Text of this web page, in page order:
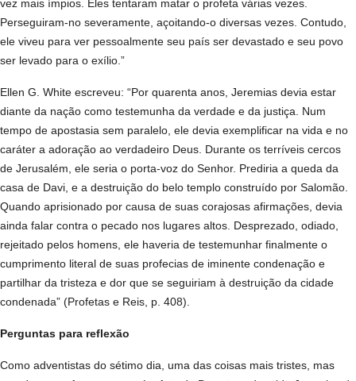
vez mais ímpios. Eles tentaram matar o profeta várias vezes.
Perseguiram-no severamente, açoitando-o diversas vezes. Contudo,
ele viveu para ver pessoalmente seu país ser devastado e seu povo
ser levado para o exílio.”
Ellen G. White escreveu: “Por quarenta anos, Jeremias devia estar
diante da nação como testemunha da verdade e da justiça. Num
tempo de apostasia sem paralelo, ele devia exemplificar na vida e no
caráter a adoração ao verdadeiro Deus. Durante os terríveis cercos
de Jerusalém, ele seria o porta-voz do Senhor. Prediria a queda da
casa de Davi, e a destruição do belo templo construído por Salomão.
Quando aprisionado por causa de suas corajosas afirmações, devia
ainda falar contra o pecado nos lugares altos. Desprezado, odiado,
rejeitado pelos homens, ele haveria de testemunhar finalmente o
cumprimento literal de suas profecias de iminente condenação e
partilhar da tristeza e dor que se seguiriam à destruição da cidade
condenada” (Profetas e Reis, p. 408).
Perguntas para reflexão
Como adventistas do sétimo dia, uma das coisas mais tristes, mas